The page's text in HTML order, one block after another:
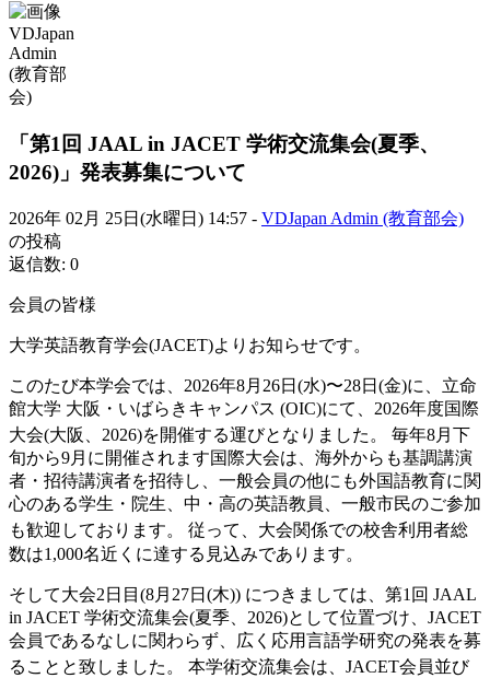
「第1回 JAAL in JACET 学術交流集会(夏季、
2026)」発表募集について
2026年 02月 25日(水曜日) 14:57 - VDJapan Admin (教育部会)
の投稿
返信数: 0
会員の皆様
大学英語教育学会(JACET)よりお知らせです。
このたび本学会では、2026年8月26日(水)〜28日(金)に、立命
館大学 大阪・いばらきキャンパス (OIC)にて、2026年度国際
大会(大阪、2026)を開催する運びとなりました。 毎年8月下
旬から9月に開催されます国際大会は、海外からも基調講演
者・招待講演者を招待し、一般会員の他にも外国語教育に関
心のある学生・院生、中・高の英語教員、一般市民のご参加
も歓迎しております。 従って、大会関係での校舎利用者総
数は1,000名近くに達する見込みであります。
そして大会2日目(8月27日(木)) につきましては、第1回 JAAL
in JACET 学術交流集会(夏季、2026)として位置づけ、JACET
会員であるなしに関わらず、広く応用言語学研究の発表を募
ることと致しました。 本学術交流集会は、JACET会員並び